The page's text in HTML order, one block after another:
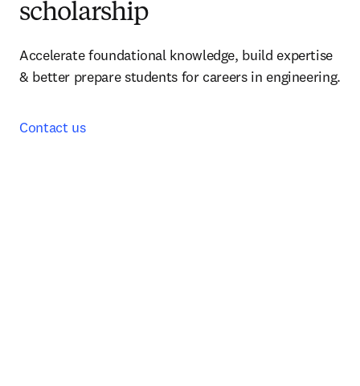
scholarship
Accelerate foundational knowledge, build expertise
& better prepare students for careers in engineering.
Contact us